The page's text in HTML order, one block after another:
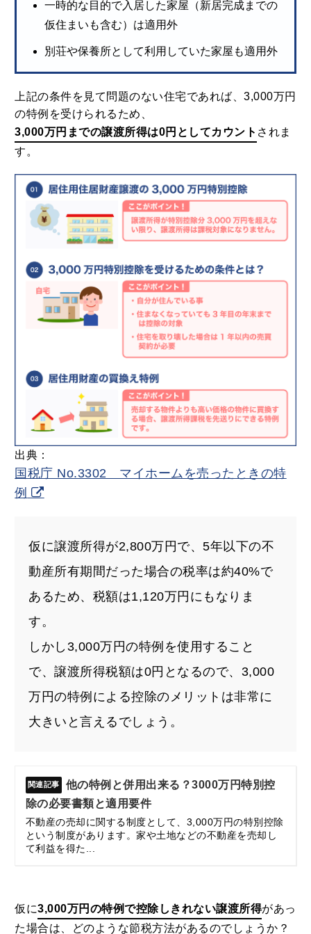
一時的な目的で入居した家屋（新居完成までの
仮住まいも含む）は適用外
別荘や保養所として利用していた家屋も適用外
上記の条件を見て問題のない住宅であれば、3,000万円
の特例を受けられるため、
3,000万円までの譲渡所得は0円としてカウント されま
す。
出典：
国税庁 No.3302 マイホームを売ったときの特
例
仮に譲渡所得が2,800万円で、5年以下の不
動産所有期間だった場合の税率は約40%で
あるため、税額は1,120万円にもなりま
す。
しかし3,000万円の特例を使用すること
で、譲渡所得税額は0円となるので、3,000
万円の特例による控除のメリットは非常に
大きいと言えるでしょう。
他の特例と併用出来る？3000万円特別控
除の必要書類と適用要件
不動産の売却に関する制度として、3,000万円の特別控除
という制度があります。家や土地などの不動産を売却し
て利益を得た...
仮に3,000万円の特例で控除しきれない譲渡所得があっ
た場合は、どのような節税方法があるのでしょうか？